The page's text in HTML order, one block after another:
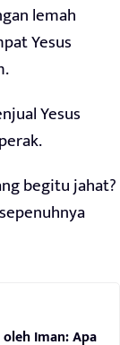
lemah
Yesus
Yesus
begitu jahat?
Iman: Apa